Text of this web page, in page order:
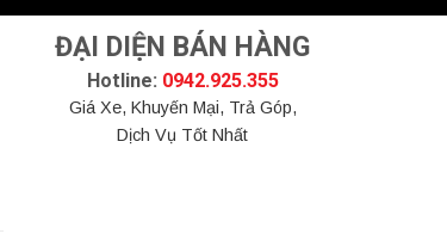
ĐẠI DIỆN BÁN HÀNG
Hotline: 0942.925.355
Giá Xe, Khuyến Mại, Trả Góp,
Dịch Vụ Tốt Nhất